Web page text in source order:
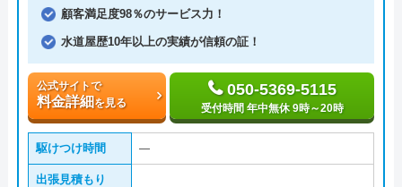
顧客満足度98％のサービス力！
水道屋歴10年以上の実績が信頼の証！
公式サイトで
料金詳細を見る
050-5369-5115
受付時間 年中無休 9時～20時
駆けつけ時間 ―
出張見積もり